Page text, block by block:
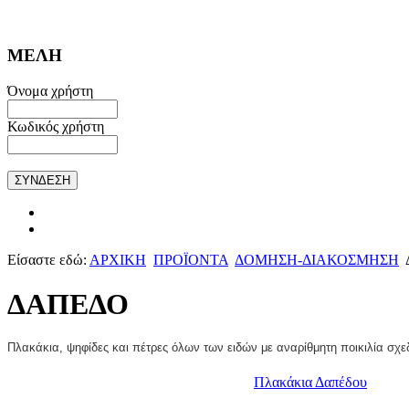
ΜΕΛΗ
Όνομα χρήστη
Κωδικός χρήστη
Είσαστε εδώ: ΑΡΧΙΚΗ ΠΡΟΪΟΝΤΑ ΔΟΜΗΣΗ-ΔΙΑΚΟΣΜΗΣΗ
ΔΑΠΕΔΟ
Πλακάκια, ψηφίδες και πέτρες όλων των ειδών με αναρίθμητη ποικιλία
Πλακάκια Δαπέδου